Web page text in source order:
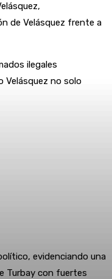
de Velásquez frente a
ilegales
Velásquez no solo
evidenciando una
Turbay con fuertes